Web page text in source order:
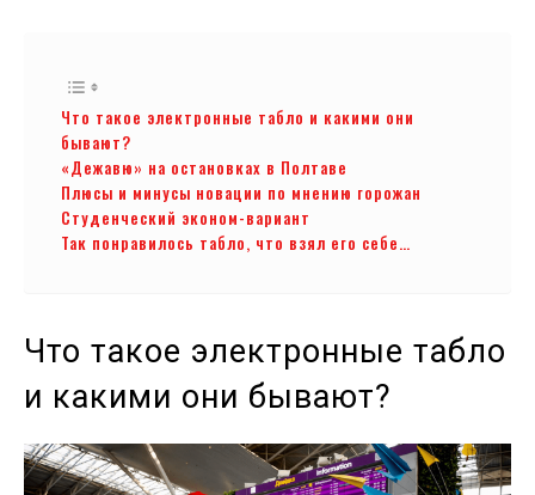
Что такое электронные табло и какими они
бывают?
«Дежавю» на остановках в Полтаве
Плюсы и минусы новации по мнению горожан
Студенческий эконом-вариант
Так понравилось табло, что взял его себе…
Что такое электронные табло
и какими они бывают?